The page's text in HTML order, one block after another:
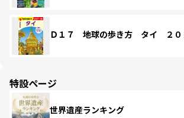
Ｄ１７ 地球の歩き方 タイ ２０
特設ページ
世界遺産ランキング